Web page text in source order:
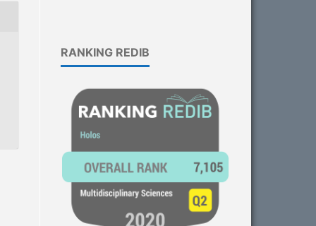
RANKING REDIB